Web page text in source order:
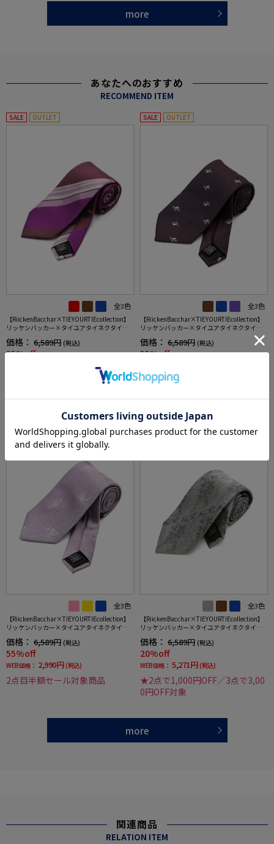
more
あなたへのおすすめ
RECOMMEND ITEM
SALE OUTLET
全3色
【RiickenBacchar×TIEYOURTIEcollection】
リッケンバッカー×タイユアタイネクタイシ
ルク100%ストライプ
価格： 6,589円 (税込)
35%off
2点目半額セール対象商品
SALE OUTLET
全3色
【RiickenBacchar×TIEYOURTIEcollection】
リッケンバッカー×タイユアタイネクタイシ
ルク100%小柄
価格： 6,589円 (税込)
55%off
2点目半額セール対象商品
全3色
【RiickenBacchar×TIEYOURTIEcollection】
リッケンバッカー×タイユアタイネクタイシ
ルク100%小柄
価格： 6,589円 (税込)
55%off
WEB価格： 2,990円 (税込)
2点目半額セール対象商品
SALE
全3色
【RiickenBacchar×TIEYOURTIEcollection】
リッケンバッカー×タイユアタイネクタイレ
ギュラーシルク100%ストライプRUCKENBAC
CHAR
価格： 6,589円 (税込)
20%off
WEB価格： 5,271円 (税込)
★2点で1,000円OFF／3点で3,00
0円OFF対象
more
関連商品
RELATION ITEM